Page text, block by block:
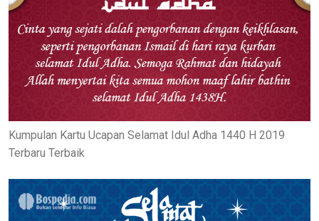
Kumpulan Kartu Ucapan Selamat Idul Adha 1440 H 2019
Terbaru Terbaik